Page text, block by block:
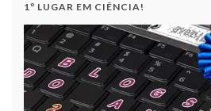
1º LUGAR EM CIÊNCIA!